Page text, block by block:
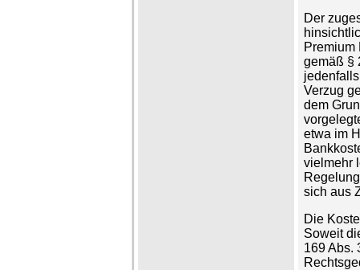
Der
Premium
gemäß §
Verzug
dem
etwa im
vielmehr
sich aus
Die
Soweit
169 Abs.